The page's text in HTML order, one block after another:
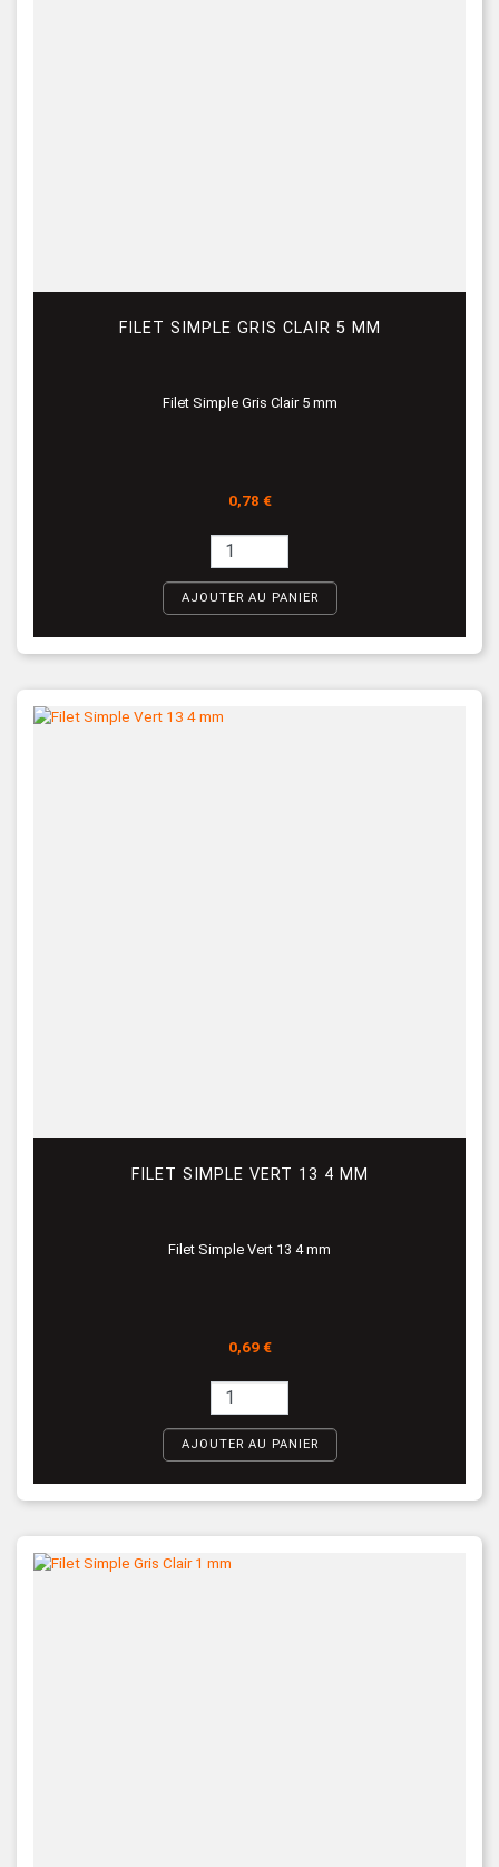
FILET SIMPLE GRIS CLAIR 5 MM
Filet Simple Gris Clair 5 mm
Prix
0,78 €
AJOUTER AU PANIER
FILET SIMPLE VERT 13 4 MM
Filet Simple Vert 13 4 mm
Prix
0,69 €
AJOUTER AU PANIER